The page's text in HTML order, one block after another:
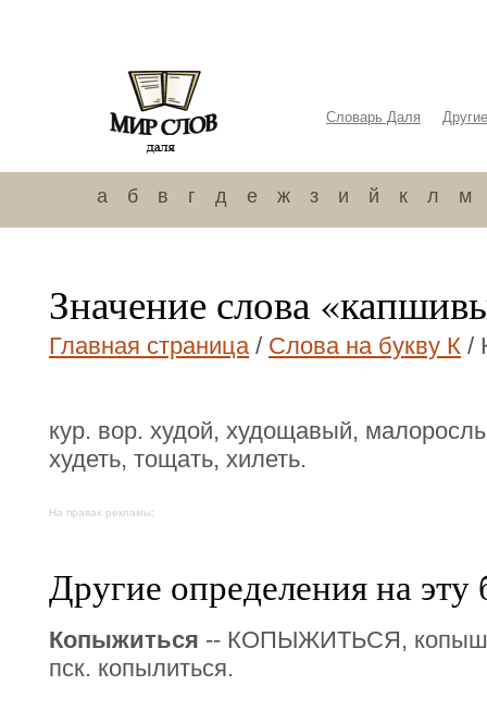
Словарь Даля
а б в г д е ж з и й к л м
Значение слова
Главная страница/ Слова на букву К /
кур. вор. худой, худощавый,
худеть, тощать, хилеть.
На правах рекламы:
Другие определения на эту
Копыжиться -- КОПЫЖИТЬСЯ,
пск. копылиться.